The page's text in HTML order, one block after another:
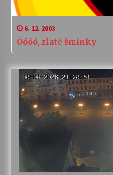
6. 12. 2003
Óóóó, zlaté šminky